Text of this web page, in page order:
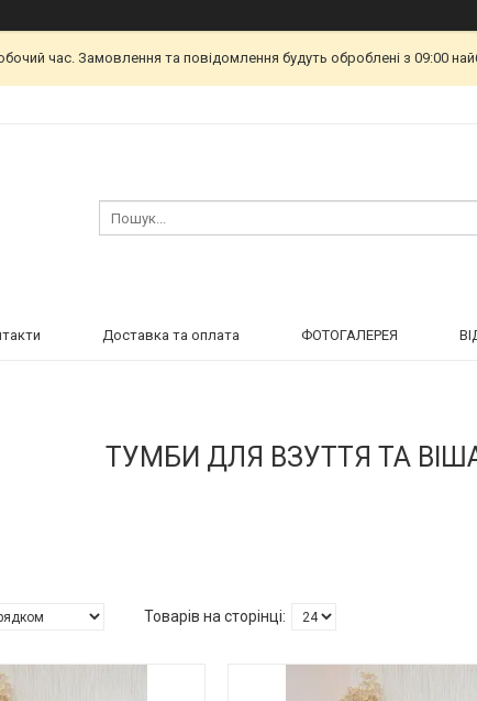
час. Замовлення та повідомлення будуть оброблені з 09:00
Доставка та оплата ФОТОГАЛЕРЕЯ
ТУМБИ ДЛЯ ВЗУТТЯ ТА